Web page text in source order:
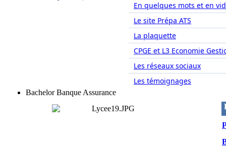
En quelques mots et en
Le site Prépa ATS
La plaquette
CPGE et L3 Economie
Les réseaux sociaux
Les témoignages
Bachelor Banque Assurance